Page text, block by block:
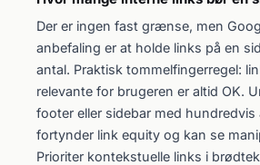
Der er ingen fast grænse, men
anbefaling er at holde links på en
antal. Praktisk tommelfingerregel:
relevante for brugeren er altid OK.
footer eller sidebar med
fortynder link equity og kan se
Prioriter kontekstuelle links i